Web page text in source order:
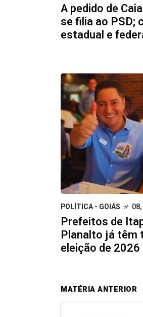
A pedido de
se filia ao PSD;
estadual e
POLÍTICA - GOIÁS
Prefeitos de
Planalto já têm
eleição de 2026
MATÉRIA ANTERIOR